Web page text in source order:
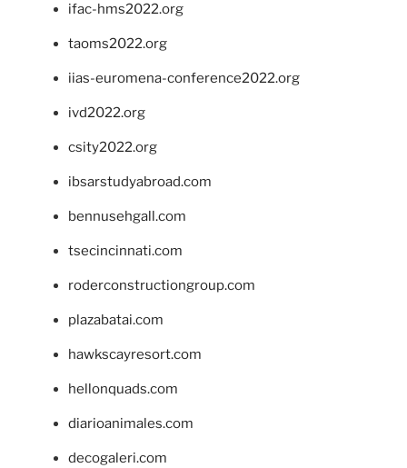
ifac-hms2022.org
taoms2022.org
iias-euromena-conference2022.org
ivd2022.org
csity2022.org
ibsarstudyabroad.com
bennusehgall.com
tsecincinnati.com
roderconstructiongroup.com
plazabatai.com
hawkscayresort.com
hellonquads.com
diarioanimales.com
decogaleri.com